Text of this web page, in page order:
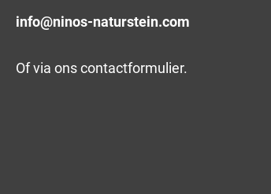
info@ninos-naturstein.com
Of via onscontactformulier.